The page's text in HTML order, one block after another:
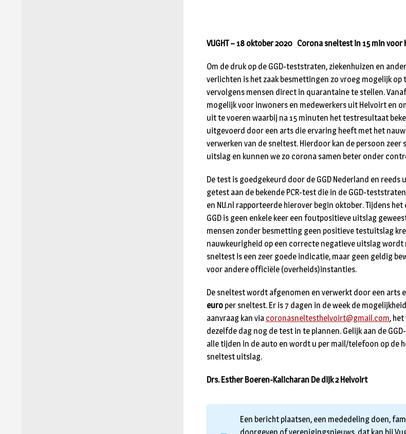
VUGHT – 18 oktober 2020 Corona sneltest in 15 min
Om de druk op de GGD-teststraten, ziekenhuizen en
verlichten is het zaak besmettingen zo vroeg mogelijk op
vervolgens mensen direct in quarantaine te stellen.
mogelijk voor inwoners en medewerkers uit Helvoirt en
uit te voeren waarbij na 15 minuten het testresultaat
uitgevoerd door een arts die ervaring heeft met het
verwerken van de sneltest. Hierdoor kan de persoon zeer
uitslag en kunnen we zo corona samen beter onder
De test is goedgekeurd door de GGD Nederland en reeds
getest aan de bekende PCR-test die in de GGD-
en NU.nl rapporteerde hierover begin oktober. Tijdens
GGD is geen enkele keer een foutpositieve uitslag
mensen zonder besmetting geen positieve testuitslag
nauwkeurigheid op een correcte negatieve uitslag wordt
sneltest is een zeer goede indicatie, maar geen geldig
voor andere officiële (overheids)instanties.
De sneltest wordt afgenomen en verwerkt door een arts
euro per sneltest. Er is 7 dagen in de week de
aanvraag kan via coronasneltesthelvoirt@gmail.com,
dezelfde dag nog de test in te plannen. Gelijk aan de
alle tijden in de auto en wordt u per mail/telefoon op de
sneltest uitslag.
Drs. Esther Boeren-Kalicharan De dijk 2 Helvoirt
Een bericht plaatsen, een mededeling doen,